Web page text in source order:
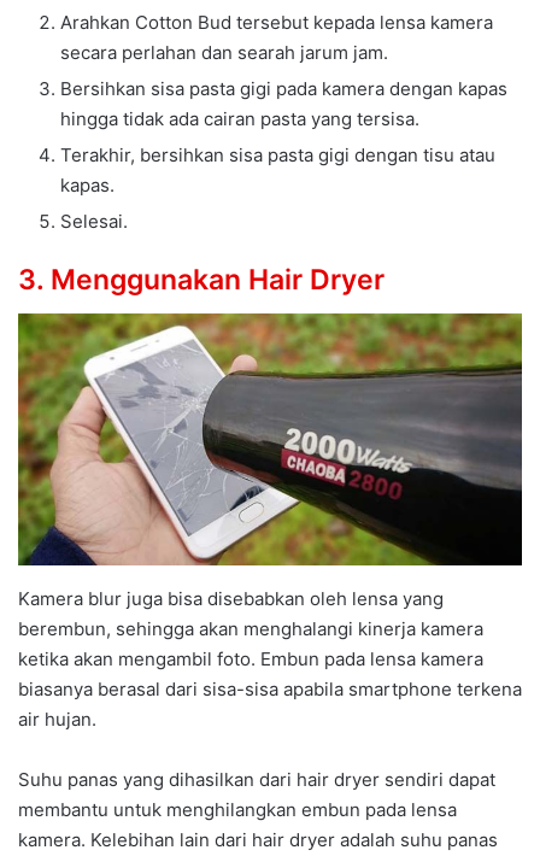
Arahkan Cotton Bud tersebut kepada lensa kamera
secara perlahan dan searah jarum jam.
Bersihkan sisa pasta gigi pada kamera dengan kapas
hingga tidak ada cairan pasta yang tersisa.
Terakhir, bersihkan sisa pasta gigi dengan tisu atau
kapas.
Selesai.
3. Menggunakan Hair Dryer
Kamera blur juga bisa disebabkan oleh lensa yang
berembun, sehingga akan menghalangi kinerja kamera
ketika akan mengambil foto. Embun pada lensa kamera
biasanya berasal dari sisa-sisa apabila smartphone terkena
air hujan.
Suhu panas yang dihasilkan dari hair dryer sendiri dapat
membantu untuk menghilangkan embun pada lensa
kamera. Kelebihan lain dari hair dryer adalah suhu panas